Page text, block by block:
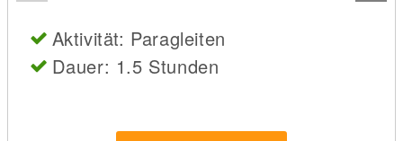
Aktivität: Paragleiten
Dauer: 1.5 Stunden